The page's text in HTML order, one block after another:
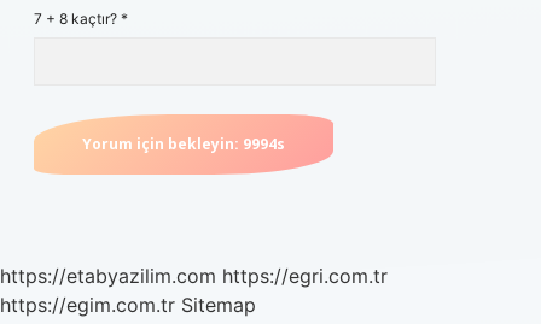
7 + 8 kaçtır? *
https://etabyazilim.com https://egri.com.tr
https://egim.com.tr Sitemap